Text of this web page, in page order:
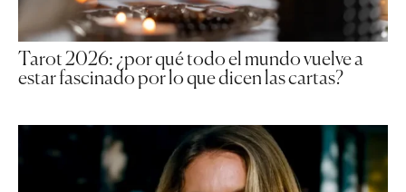
Tarot 2026: ¿por qué todo el mundo vuelve a
estar fascinado por lo que dicen las cartas?